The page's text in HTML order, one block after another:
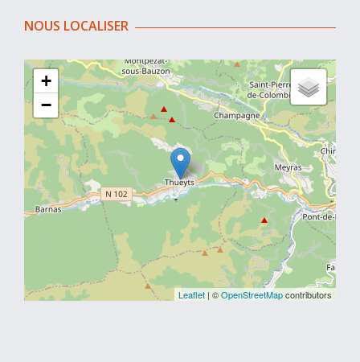
NOUS LOCALISER
+
−
Leaflet | ©OpenStreetMapcontributors